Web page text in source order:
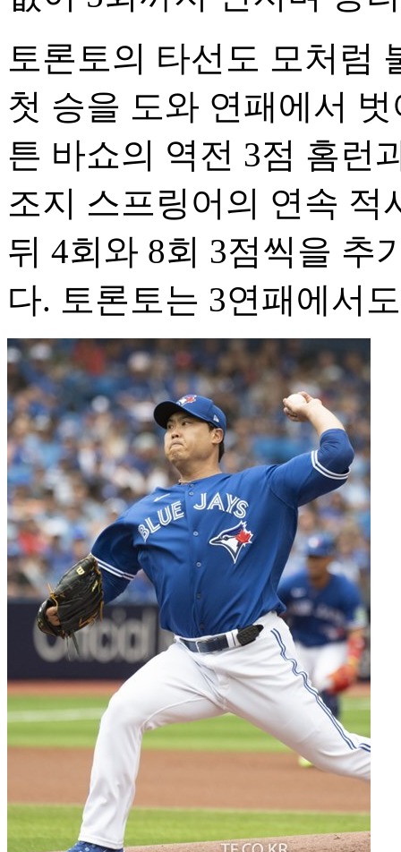
토론토의 타선도 모처럼
첫 승을 도와 연패에서
튼 바쇼의 역전 3점 홈런
조지 스프링어의 연속 적
뒤 4회와 8회 3점씩을 추
다. 토론토는 3연패에서